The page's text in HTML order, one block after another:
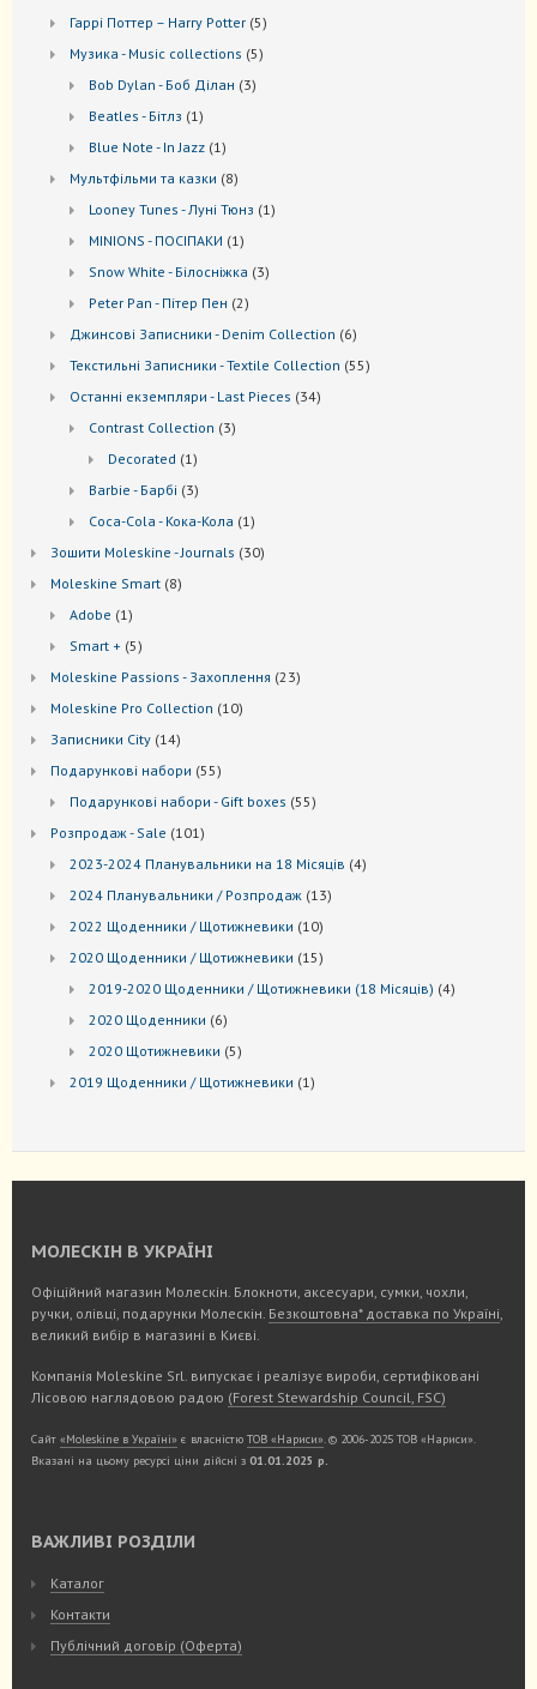
Гаррі Поттер – Harry Potter 55
Музика - Music collections 55
Bob Dylan - Боб Ділан 33
Beatles - Бітлз 1 1
Blue Note - In Jazz 1 1
Мультфільми та казки 88
Looney Tunes - Луні Тюнз 1 1
MINIONS - ПОСІПАКИ 1 1
Snow White - Білосніжка 33
Peter Pan - Пітер Пен 22
Джинсові Записники - Denim Collection 66
Текстильні Записники - Textile Collection 5555
Останні екземпляри - Last Pieces 3434
Contrast Collection 33
Decorated 1 1
Barbie - Барбі 33
Coca-Cola - Кока-Кола 1 1
Зошити Moleskine - Journals 3030
Моleskine Smart 88
Adobe 1 1
Smart + 55
Moleskine Passions - Захоплення 2323
Мoleskine Pro Collection 1010
Записники City 1414
Подарункові набори 5555
Подарункові набори - Gift boxes 5555
Розпродаж - Sale 101 101
2023-2024 Планувальники на 18 Місяців 44
2024 Планувальники / Розпродаж 1313
2022 Щоденники / Щотижневики 1010
2020 Щоденники / Щотижневики 1515
2019-2020 Щоденники / Щотижневики (18 Місяців) 44
2020 Щоденники 66
2020 Щотижневики 55
2019 Щоденники / Щотижневики 1 1
МОЛЕСКІН В УКРАЇНІ
Офіційний магазин Молескін. Блокноти, аксесуари, сумки, чохли,
ручки, олівці, подарунки Молескін. Безкоштовна* доставка по Україні
великий вибір в магазині в Києві.
Компанія Moleskine Srl. випускає і реалізує вироби, сертифіковані
Лісовою наглядовою радою (Forest Stewardship Council, FSC)
Сайт «Moleskine в Україні» є власністю ТОВ «Нариси». © 2006-2025 ТОВ «Нариси».
Вказані на цьому ресурсі ціни дійсні з 01.01.2025 р.
ВАЖЛИВІ РОЗДІЛИ
Каталог
Контакти
Публічний договір (Оферта)